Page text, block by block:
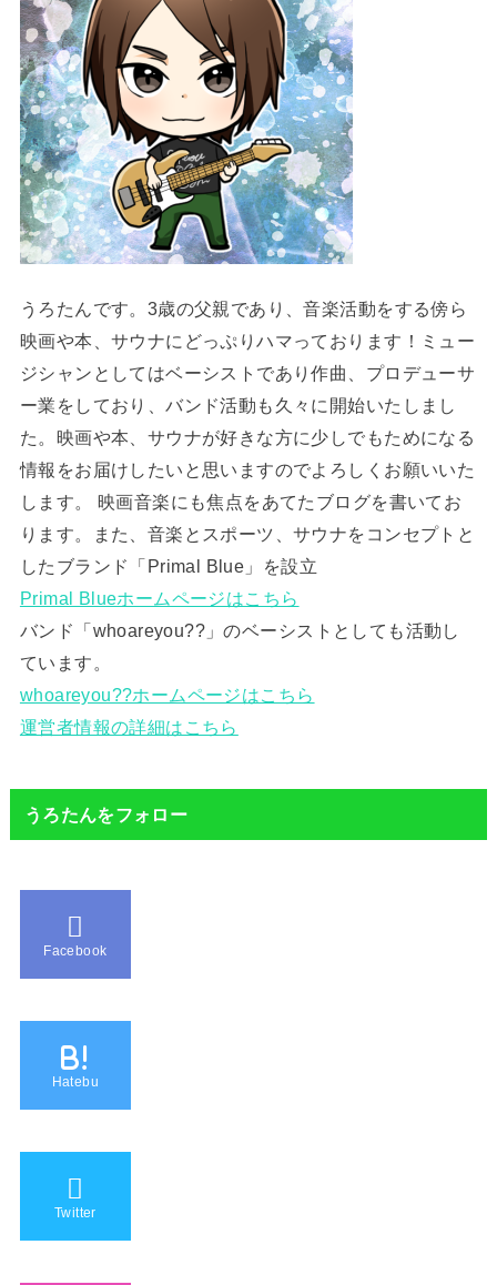
うろたんです。3歳の父親であり、音楽活動をする傍ら
映画や本、サウナにどっぷりハマっております！ミュー
ジシャンとしてはベーシストであり作曲、プロデューサ
ー業をしており、バンド活動も久々に開始いたしまし
た。映画や本、サウナが好きな方に少しでもためになる
情報をお届けしたいと思いますのでよろしくお願いいた
します。 映画音楽にも焦点をあてたブログを書いてお
ります。また、音楽とスポーツ、サウナをコンセプトと
したブランド「Primal Blue」を設立
Primal Blueホームページはこちら
バンド「whoareyou??」のベーシストとしても活動し
ています。
whoareyou??ホームページはこちら
運営者情報の詳細はこちら
うろたんをフォロー
Facebook
B!
Hatebu
Twitter